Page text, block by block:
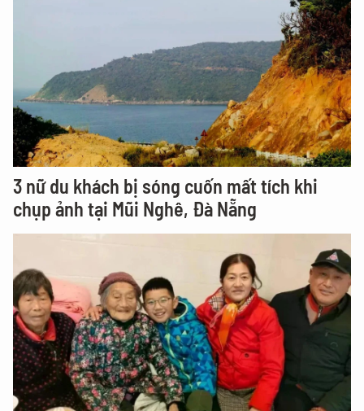
3 nữ du khách bị sóng cuốn mất tích khi
chụp ảnh tại Mũi Nghê, Đà Nẵng